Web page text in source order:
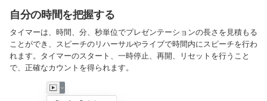
自分の時間を把握する
タイマーは、時間、分、秒単位でプレゼンテーションの長さを見積もる
ことができ、スピーチのリハーサルやライブで時間内にスピーチを行わ
れます。タイマーのスタート、一時停止、再開、リセットを行うこと
で、正確なカウントを得られます。